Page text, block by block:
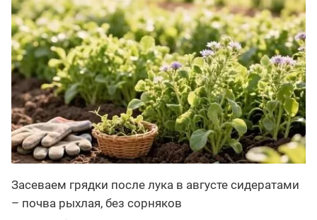
Засеваем грядки после лука в августе сидератами
– почва рыхлая, без сорняков